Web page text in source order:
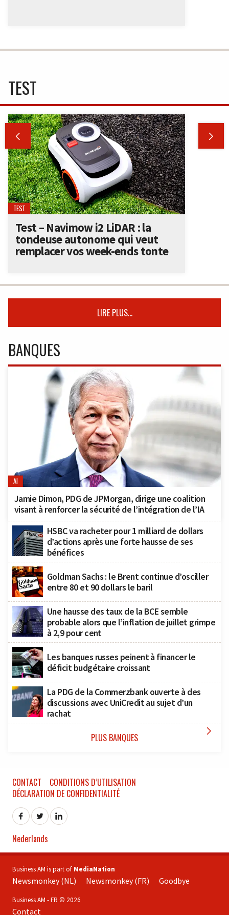
TEST
 
TEST
Test – Navimow i2 LiDAR : la
tondeuse autonome qui veut
remplacer vos week-ends tonte
LIRE PLUS...
BANQUES
AI
Jamie Dimon, PDG de JPMorgan, dirige une coalition
visant à renforcer la sécurité de l’intégration de l’IA
HSBC va racheter pour 1 milliard de dollars
d’actions après une forte hausse de ses
bénéfices
Goldman Sachs : le Brent continue d’osciller
entre 80 et 90 dollars le baril
Une hausse des taux de la BCE semble
probable alors que l’inflation de juillet grimpe
à 2,9 pour cent
Les banques russes peinent à financer le
déficit budgétaire croissant
La PDG de la Commerzbank ouverte à des
discussions avec UniCredit au sujet d’un
rachat
PLUS BANQUES 
CONTACT
CONDITIONS D’UTILISATION
DÉCLARATION DE CONFIDENTIALITÉ
Nederlands
Business AM is part of MediaNation
Newsmonkey (NL) Newsmonkey (FR) Goodbye
Business AM - FR © 2026
Contact